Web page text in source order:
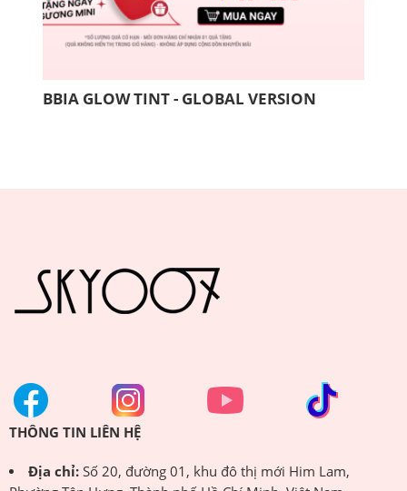
BBIA GLOW TINT - GLOBAL VERSION
THÔNG TIN LIÊN HỆ
Địa chỉ:Số 20, đường 01, khu đô thị mới Him Lam,